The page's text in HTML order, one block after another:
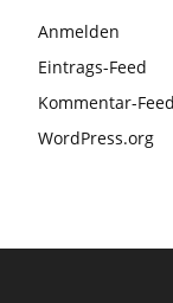
Anmelden
Eintrags-Feed
Kommentar-Feed
WordPress.org